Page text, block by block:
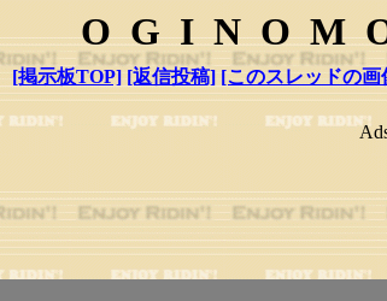
[掲示板TOP] [返信投稿] [このスレッドの画